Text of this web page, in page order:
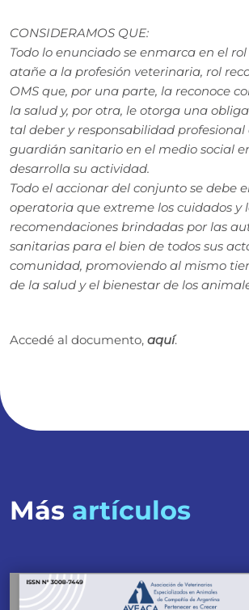
CONSIDERAMOS QUE:
Todo lo enunciado se enmarca en el
atañe a la profesión veterinaria, rol
OMS que, por una parte, la reconoce
la salud y, por otra, le otorga una
tal deber y responsabilidad profesional
guardián sanitario en el medio social
desarrolla su actividad.
Todo el accionar del conjunto se debe
operatoria que extreme los cuidados y
recomendaciones brindadas por las
sanitarias para el bien de todos sus
comunidad, promoviendo al mismo
de la salud y el bienestar de los
Accedé al documento, aquí.
Más artículos